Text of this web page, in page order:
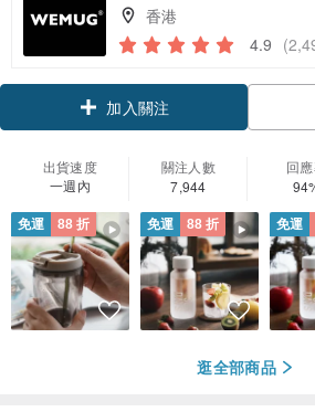
香港
4.9
領優惠券
加入關注
出貨速度
一週內
關注人數
7,944
回
免運 88 折 免運 88 折 免運
逛全部商品